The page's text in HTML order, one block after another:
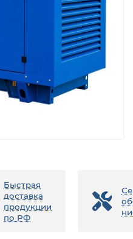
Быстрая
доставка
продукции
по РФ